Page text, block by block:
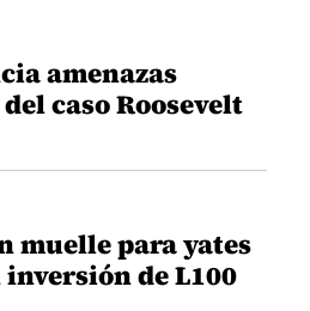
amenazas
caso Roosevelt
muelle para yates
inversión de L100